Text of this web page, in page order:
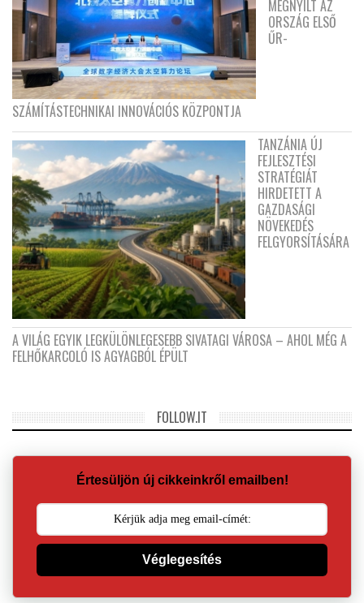
MEGNYÍLT AZ
ORSZÁG ELSŐ
ŰR-
SZÁMÍTÁSTECHNIKAI INNOVÁCIÓS KÖZPONTJA
TANZÁNIA ÚJ
FEJLESZTÉSI
STRATÉGIÁT
HIRDETETT A
GAZDASÁGI
NÖVEKEDÉS
FELGYORSÍTÁSÁRA
A VILÁG EGYIK LEGKÜLÖNLEGESEBB SIVATAGI VÁROSA – AHOL MÉG A
FELHŐKARCOLÓ IS AGYAGBÓL ÉPÜLT
FOLLOW.IT
Értesüljön új cikkeinkről emailben!
Véglegesítés